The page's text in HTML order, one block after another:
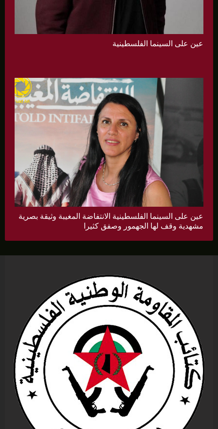
عين على السينما الفلسطينية
عين على السينما الفلسطينية الانتفاضة المغيبة وثيقة بصرية
مشهدية وقف لها الجهمور وصفق كثيرا